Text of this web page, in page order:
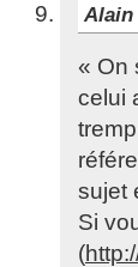
Alain
« On
celui
sujet
Si
(